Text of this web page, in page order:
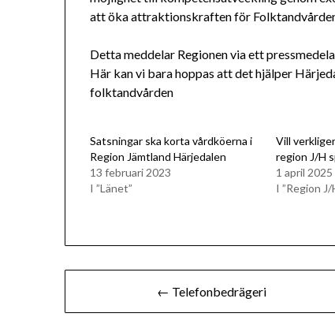
att öka attraktionskraften för
Detta meddelar Regionen via ett
Här kan vi bara hoppas att det hjälper
folktandvården
Satsningar ska korta vårdköerna i
Region Jämtland Härjedalen
13 februari 2023
I ”Länet”
Vill
region J/H
1 april 2025
I ”Region J/
Inläggsnavigering
← Telefonbedrägeri